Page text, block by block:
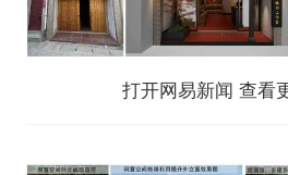
打开网易新闻 查看